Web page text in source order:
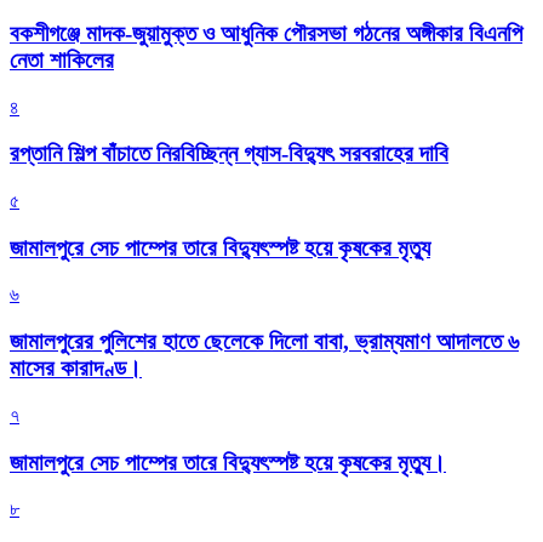
বকশীগঞ্জে মাদক-জুয়ামুক্ত ও আধুনিক পৌরসভা গঠনের অঙ্গীকার বিএনপি
নেতা শাকিলের
৪
রপ্তানি শিল্প বাঁচাতে নিরবিচ্ছিন্ন গ্যাস-বিদ্যুৎ সরবরাহের দাবি
৫
জামালপুরে সেচ পাম্পের তারে বিদ্যুৎস্পষ্ট হয়ে কৃষকের মৃত্যু
৬
জামালপুরের পুলিশের হাতে ছেলেকে দিলো বাবা, ভ্রাম্যমাণ আদালতে ৬
মাসের কারাদণ্ড।
৭
জামালপুরে সেচ পাম্পের তারে বিদ্যুৎস্পষ্ট হয়ে কৃষকের মৃত্যু।
৮